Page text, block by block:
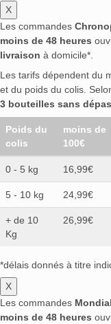
X
Les commandes
moins de 48 heures
livraison à domicile*.
Les tarifs dépendent du
et du poids du colis.
3 bouteilles sans
Poids du
colis
moins de
100€
0 - 5 kg 16,99€
5 - 10 kg 24,99€
+ de 10
Kg
26,99€
*délais donnés à titre
X
Les commandes
moins de 48 heures